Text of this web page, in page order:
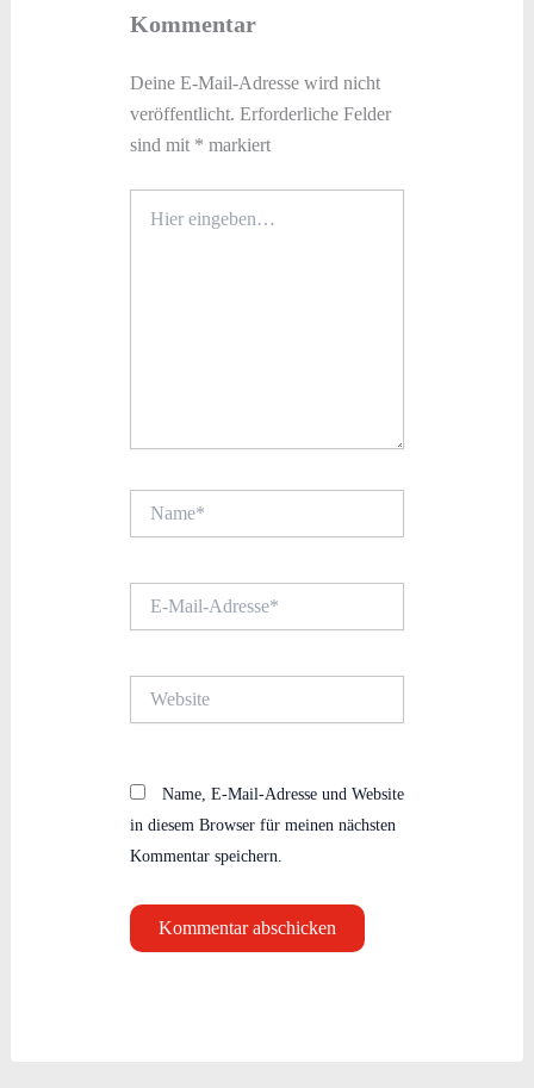
Kommentar
Deine E-Mail-Adresse wird nicht
veröffentlicht. Erforderliche Felder
sind mit * markiert
eingeben…
Mail-
Name, E-Mail-Adresse und Website
in diesem Browser für meinen nächsten
Kommentar speichern.